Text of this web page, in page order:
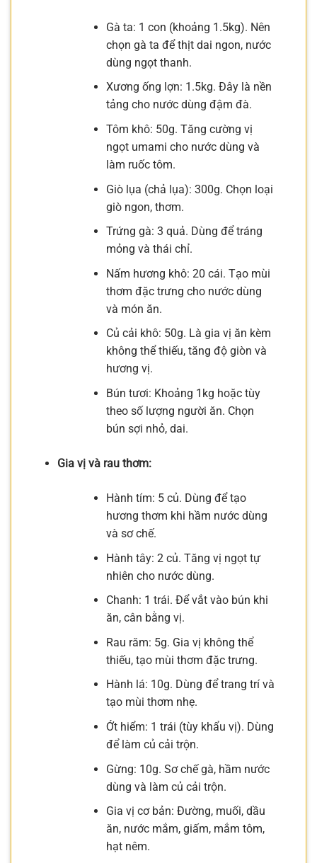
Gà ta: 1 con (khoảng 1.5kg). Nên
chọn gà ta để thịt dai ngon, nước
dùng ngọt thanh.
Xương ống lợn: 1.5kg. Đây là nền
tảng cho nước dùng đậm đà.
Tôm khô: 50g. Tăng cường vị
ngọt umami cho nước dùng và
làm ruốc tôm.
Giò lụa (chả lụa): 300g. Chọn loại
giò ngon, thơm.
Trứng gà: 3 quả. Dùng để tráng
mỏng và thái chỉ.
Nấm hương khô: 20 cái. Tạo mùi
thơm đặc trưng cho nước dùng
và món ăn.
Củ cải khô: 50g. Là gia vị ăn kèm
không thể thiếu, tăng độ giòn và
hương vị.
Bún tươi: Khoảng 1kg hoặc tùy
theo số lượng người ăn. Chọn
bún sợi nhỏ, dai.
Gia vị và rau thơm:
Hành tím: 5 củ. Dùng để tạo
hương thơm khi hầm nước dùng
và sơ chế.
Hành tây: 2 củ. Tăng vị ngọt tự
nhiên cho nước dùng.
Chanh: 1 trái. Để vắt vào bún khi
ăn, cân bằng vị.
Rau răm: 5g. Gia vị không thể
thiếu, tạo mùi thơm đặc trưng.
Hành lá: 10g. Dùng để trang trí và
tạo mùi thơm nhẹ.
Ớt hiểm: 1 trái (tùy khẩu vị). Dùng
để làm củ cải trộn.
Gừng: 10g. Sơ chế gà, hầm nước
dùng và làm củ cải trộn.
Gia vị cơ bản: Đường, muối, dầu
ăn, nước mắm, giấm, mắm tôm,
hạt nêm.